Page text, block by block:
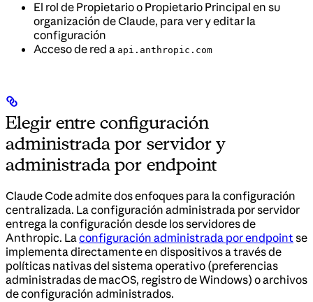
El rol de Propietario o Propietario Principal en su
organización de Claude, para ver y editar la
configuración
Acceso de red a api.anthropic.com
Elegir entre configuración
administrada por servidor y
administrada por endpoint
Claude Code admite dos enfoques para la configuración
centralizada. La configuración administrada por servidor
entrega la configuración desde los servidores de
Anthropic. Laconfiguración administrada por endpointse
implementa directamente en dispositivos a través de
políticas nativas del sistema operativo (preferencias
administradas de macOS, registro de Windows) o archivos
de configuración administrados.